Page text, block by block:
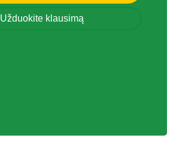
Užduokite klausimą